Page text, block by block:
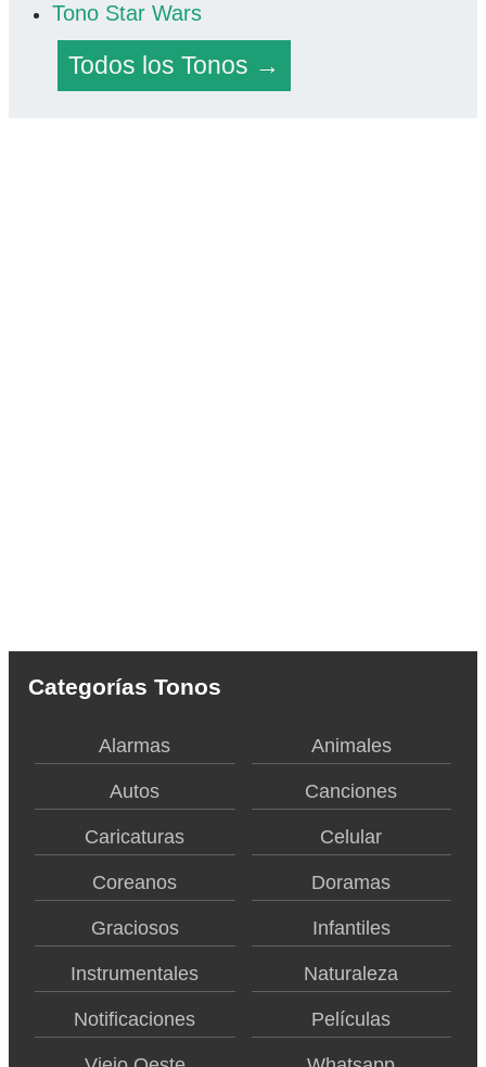
Tono Star Wars
Todos los Tonos →
Categorías Tonos
Alarmas Animales
Autos Canciones
Caricaturas Celular
Coreanos Doramas
Graciosos Infantiles
Instrumentales Naturaleza
Notificaciones Películas